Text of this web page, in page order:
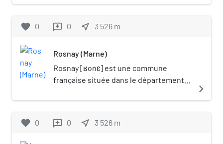
Grand Est.
favorite 0 reviews 0 near_me 3 526 m
Rosnay (Marne)
Rosnay [ʁonɛ] est une commune
française située dans le département
navigate_next
favorite 0 reviews 0 near_me 3 526 m